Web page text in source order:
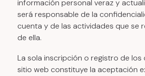
información personal veraz y
será responsable de la
cuenta y de las actividades que se
de ella.
La sola inscripción o registro de los
sitio web constituye la aceptación